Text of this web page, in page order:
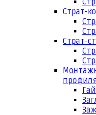
Страт-
Страт-